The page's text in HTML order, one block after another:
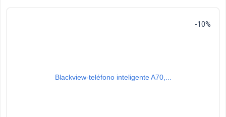
Blackview-teléfono inteligente A70,...
-10%